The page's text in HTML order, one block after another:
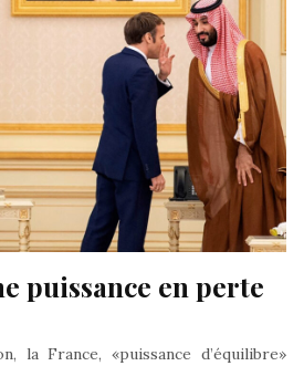
puissance en perte
la France, «puissance d’équilibre»